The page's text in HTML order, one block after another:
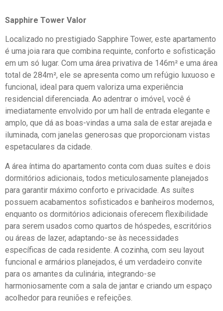
Sapphire Tower Valor
Localizado no prestigiado Sapphire Tower, este apartamento
é uma joia rara que combina requinte, conforto e sofisticação
em um só lugar. Com uma área privativa de 146m² e uma área
total de 284m², ele se apresenta como um refúgio luxuoso e
funcional, ideal para quem valoriza uma experiência
residencial diferenciada. Ao adentrar o imóvel, você é
imediatamente envolvido por um hall de entrada elegante e
amplo, que dá as boas-vindas a uma sala de estar arejada e
iluminada, com janelas generosas que proporcionam vistas
espetaculares da cidade.
A área íntima do apartamento conta com duas suítes e dois
dormitórios adicionais, todos meticulosamente planejados
para garantir máximo conforto e privacidade. As suítes
possuem acabamentos sofisticados e banheiros modernos,
enquanto os dormitórios adicionais oferecem flexibilidade
para serem usados como quartos de hóspedes, escritórios
ou áreas de lazer, adaptando-se às necessidades
específicas de cada residente. A cozinha, com seu layout
funcional e armários planejados, é um verdadeiro convite
para os amantes da culinária, integrando-se
harmoniosamente com a sala de jantar e criando um espaço
acolhedor para reuniões e refeições.